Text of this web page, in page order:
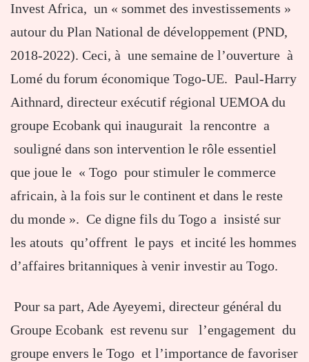
Invest Africa, un « sommet des investissements »
autour du Plan National de développement (PND,
2018-2022). Ceci, à une semaine de l’ouverture à
Lomé du forum économique Togo-UE. Paul-Harry
Aithnard, directeur exécutif régional UEMOA du
groupe Ecobank qui inaugurait la rencontre a
souligné dans son intervention le rôle essentiel
que joue le « Togo pour stimuler le commerce
africain, à la fois sur le continent et dans le reste
du monde ». Ce digne fils du Togo a insisté sur
les atouts qu’offrent le pays et incité les hommes
d’affaires britanniques à venir investir au Togo.
Pour sa part, Ade Ayeyemi, directeur général du
Groupe Ecobank est revenu sur l’engagement du
groupe envers le Togo et l’importance de favoriser